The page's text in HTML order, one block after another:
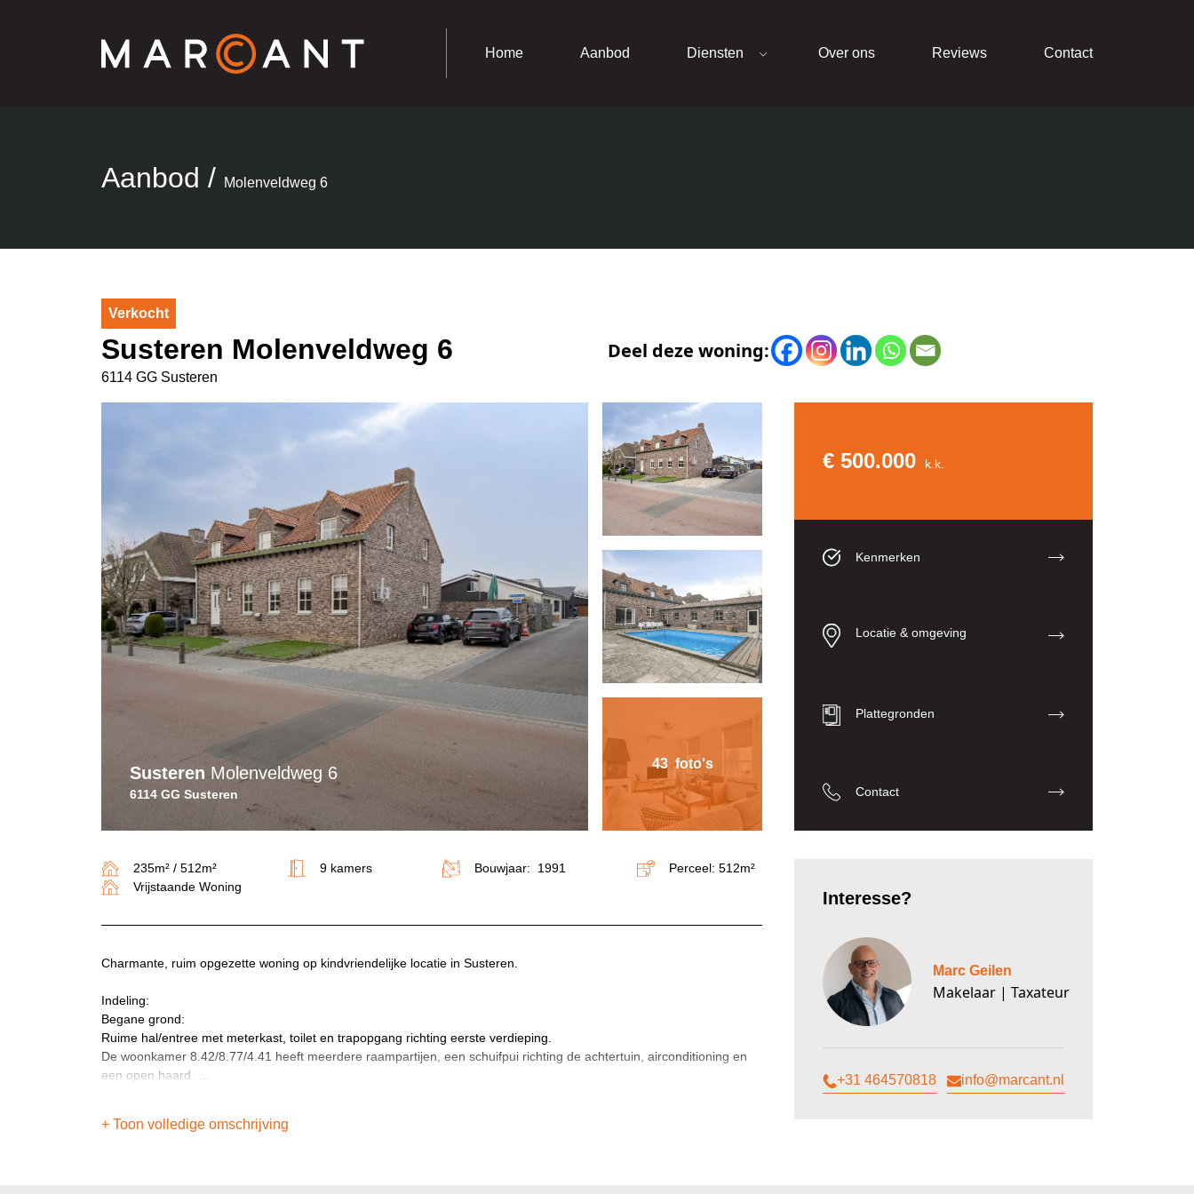
Home Aanbod Diensten Over ons Reviews Contact
Aanbod / Molenveldweg 6
Verkocht
Susteren Molenveldweg 6
6114 GG Susteren
Susteren Molenveldweg 6
6114 GG Susteren
43 foto's
€ 500.000 k.k.
Kenmerken
Locatie & omgeving
Plattegronden
Contact
235m² / 512m² 9 kamers Bouwjaar: 1991
Perceel: 512m²
Vrijstaande Woning
Charmante, ruim opgezette woning op kindvriendelijke locatie in Susteren.
Indeling:
Begane grond:
Ruime hal/entree met meterkast, toilet en trapopgang richting eerste verdieping.
De woonkamer 8.42/8.77/4.41 heeft meerdere raampartijen, een schuifpui richting de achtertuin, airconditioning en
een open haard.
Via de bijkeuken/wasruimte 4.00/3.36 is een multifunctionele ruimte/tuinkamer 8.70/4.21 te bereiken, deze is
+ Toon volledige omschrijving
Interesse?
Marc Geilen
Makelaar | Taxateur
+31 464570818 info@marcant.nl